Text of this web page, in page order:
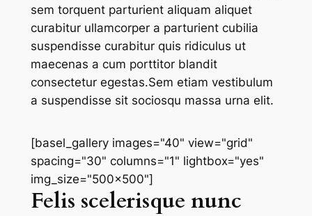
sem torquent parturient aliquam aliquet
curabitur ullamcorper a parturient cubilia
suspendisse curabitur quis ridiculus ut
maecenas a cum porttitor blandit
consectetur egestas.Sem etiam vestibulum
a suspendisse sit sociosqu massa urna elit.
[basel_gallery images="40" view="grid"
spacing="30" columns="1" lightbox="yes"
img_size="500x500"]
Felis scelerisque nunc